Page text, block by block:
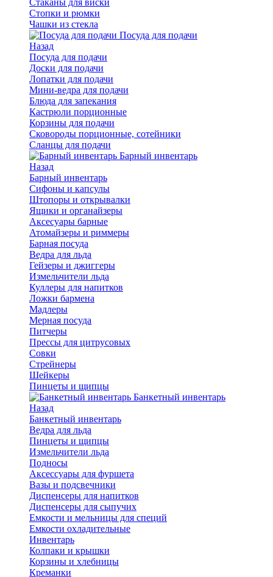
Стаканы для виски
Стопки и рюмки
Чашки из стекла
Посуда для подачи
Назад
Посуда для подачи
Доски для подачи
Лопатки для подачи
Мини-ведра для подачи
Блюда для запекания
Кастрюли порционные
Корзины для подачи
Сковороды порционные, сотейники
Сланцы для подачи
Барный инвентарь
Назад
Барный инвентарь
Сифоны и капсулы
Штопоры и открывалки
Ящики и органайзеры
Аксесуары барные
Атомайзеры и риммеры
Барная посуда
Ведра для льда
Гейзеры и джиггеры
Измельчители льда
Куллеры для напитков
Ложки бармена
Мадлеры
Мерная посуда
Питчеры
Прессы для цитрусовых
Совки
Стрейнеры
Шейкеры
Пинцеты и щипцы
Банкетный инвентарь
Назад
Банкетный инвентарь
Ведра для льда
Пинцеты и щипцы
Измельчители льда
Подносы
Аксессуары для фуршета
Вазы и подсвечники
Диспенсеры для напитков
Диспенсеры для сыпучих
Емкости и мельницы для специй
Емкости охладительные
Инвентарь
Колпаки и крышки
Корзины и хлебницы
Креманки